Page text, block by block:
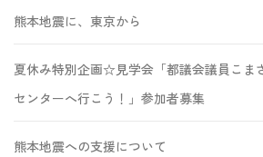
熊本地震に、東京から
夏休み特別企画☆見学会「都議会議員こま
センターへ行こう！」参加者募集
熊本地震への支援について